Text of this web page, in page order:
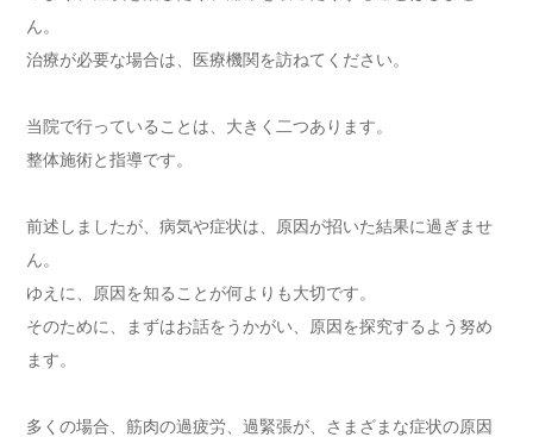
ん。
治療が必要な場合は、医療機関を訪ねてください。
当院で行っていることは、大きく二つあります。
整体施術と指導です。
前述しましたが、病気や症状は、原因が招いた結果に過ぎませ
ん。
ゆえに、原因を知ることが何よりも大切です。
そのために、まずはお話をうかがい、原因を探究するよう努め
ます。
多くの場合、筋肉の過疲労、過緊張が、さまざまな症状の原因